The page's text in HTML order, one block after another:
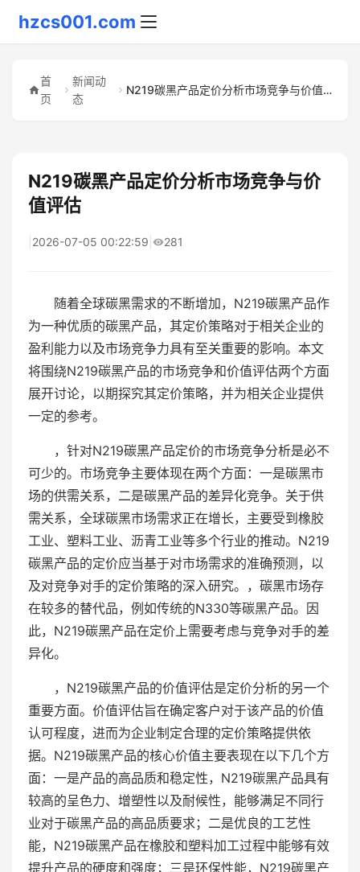
hzcs001.com
首
页
新闻动
态
N219碳黑产品定价分析市场竞争与价值评估
N219碳黑产品定价分析市场竞争与价
值评估
2026-07-05 00:22:59 281
随着全球碳黑需求的不断增加，N219碳黑产品作
为一种优质的碳黑产品，其定价策略对于相关企业的
盈利能力以及市场竞争力具有至关重要的影响。本文
将围绕N219碳黑产品的市场竞争和价值评估两个方面
展开讨论，以期探究其定价策略，并为相关企业提供
一定的参考。
，针对N219碳黑产品定价的市场竞争分析是必不
可少的。市场竞争主要体现在两个方面：一是碳黑市
场的供需关系，二是碳黑产品的差异化竞争。关于供
需关系，全球碳黑市场需求正在增长，主要受到橡胶
工业、塑料工业、沥青工业等多个行业的推动。N219
碳黑产品的定价应当基于对市场需求的准确预测，以
及对竞争对手的定价策略的深入研究。，碳黑市场存
在较多的替代品，例如传统的N330等碳黑产品。因
此，N219碳黑产品在定价上需要考虑与竞争对手的差
异化。
，N219碳黑产品的价值评估是定价分析的另一个
重要方面。价值评估旨在确定客户对于该产品的价值
认可程度，进而为企业制定合理的定价策略提供依
据。N219碳黑产品的核心价值主要表现在以下几个方
面：一是产品的高品质和稳定性，N219碳黑产品具有
较高的呈色力、增塑性以及耐候性，能够满足不同行
业对于碳黑产品的高品质要求；二是优良的工艺性
能，N219碳黑产品在橡胶和塑料加工过程中能够有效
提升产品的硬度和强度；三是环保性能，N219碳黑产